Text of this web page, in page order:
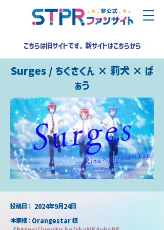
こちらは旧サイトです。新サイトはこちらから
Surges / ちぐさくん × 莉犬 × ば
ぁう
2024年9月24日
​投稿日：
本家様：Orangestar 様